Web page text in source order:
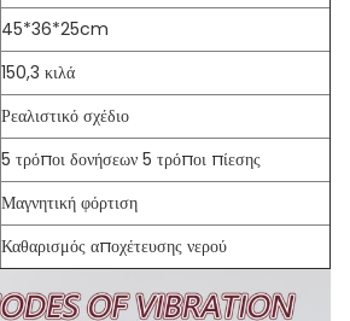
45*36*25cm
150,3 κιλά
Ρεαλιστικό σχέδιο
5 τρόποι δονήσεων 5 τρόποι πίεσης
Μαγνητική φόρτιση
Καθαρισμός αποχέτευσης νερού